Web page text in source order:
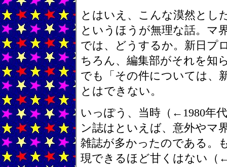
とはいえ、こんな漠然とし
というほうが無理な話。マ
では、どうするか。新日プ
ちろん、編集部がそれを知
でも「その件については、
とはできない。
いっぽう、当時（←1980年
ン誌はといえば、意外やマ
雑誌が多かったのである。
現できるほど甘くはない（